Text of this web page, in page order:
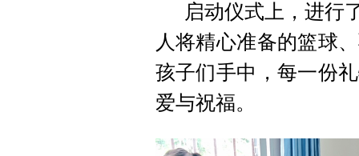
启动仪式上，进行
人将精心准备的篮球
孩子们手中，每一份
爱与祝福。